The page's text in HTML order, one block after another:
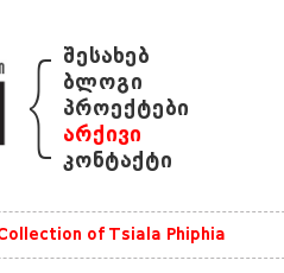
{ შესახებ
ბლოგი
პროექტები
არქივი
კონტაქტი
of Tsiala Phiphia